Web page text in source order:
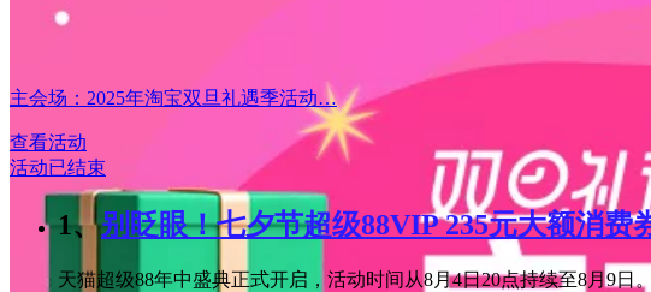
主会场：2025年淘宝双旦礼遇季活动…
查看活动
活动已结束
1、别眨眼！七夕节超级88VIP 235元大额消费
天猫超级88年中盛典正式开启，活动时间从8月4日20点持续至8月9